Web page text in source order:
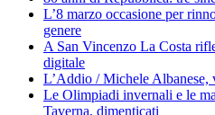
L’8 marzo occasione per
genere
A San Vincenzo La Costa
digitale
L’Addio / Michele Albanese,
Le Olimpiadi invernali e le
Taverna, dimenticati